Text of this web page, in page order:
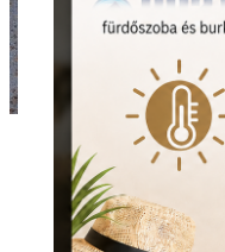
Nagyításhoz